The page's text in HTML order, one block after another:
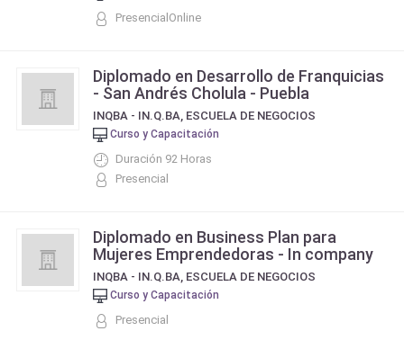
PresencialOnline
Diplomado en Desarrollo de Franquicias
- San Andrés Cholula - Puebla
INQBA - IN.Q.BA, ESCUELA DE NEGOCIOS
Curso y Capacitación
Duración 92 Horas
Presencial
Diplomado en Business Plan para
Mujeres Emprendedoras - In company
INQBA - IN.Q.BA, ESCUELA DE NEGOCIOS
Curso y Capacitación
Presencial